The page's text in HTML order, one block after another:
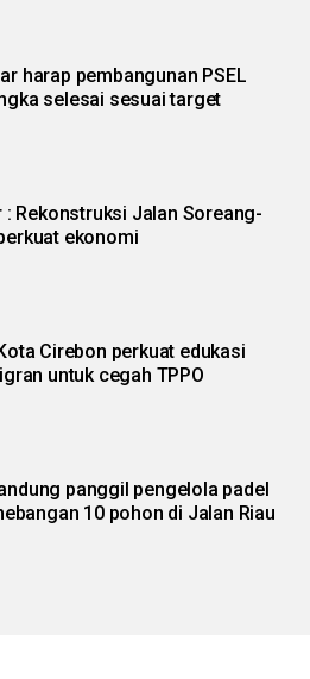
harap pembangunan PSEL
selesai sesuai target
ekonomi
Cirebon perkuat edukasi
untuk cegah TPPO
panggil pengelola padel
10 pohon di Jalan Riau